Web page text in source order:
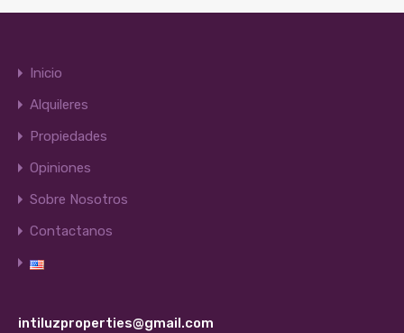
Inicio
Alquileres
Propiedades
Opiniones
Sobre Nosotros
Contactanos
intiluzproperties@gmail.com